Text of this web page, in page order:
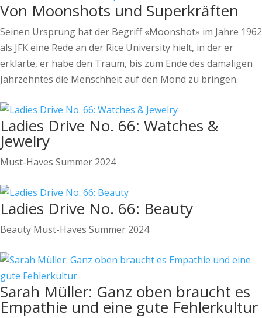
Von Moonshots und Superkräften
Seinen Ursprung hat der Begriff «Moonshot» im Jahre 1962
als JFK eine Rede an der Rice University hielt, in der er
erklärte, er habe den Traum, bis zum Ende des damaligen
Jahrzehntes die Menschheit auf den Mond zu bringen.
Ladies Drive No. 66: Watches &
Jewelry
Must-Haves Summer 2024
Ladies Drive No. 66: Beauty
Beauty Must-Haves Summer 2024
Sarah Müller: Ganz oben braucht es
Empathie und eine gute Fehlerkultur